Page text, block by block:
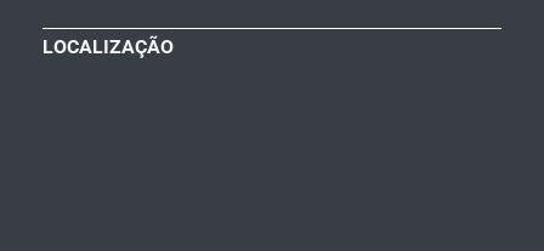
LOCALIZAÇÃO